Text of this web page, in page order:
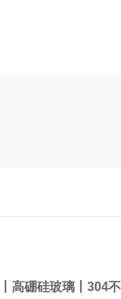
丨高硼硅玻璃丨304